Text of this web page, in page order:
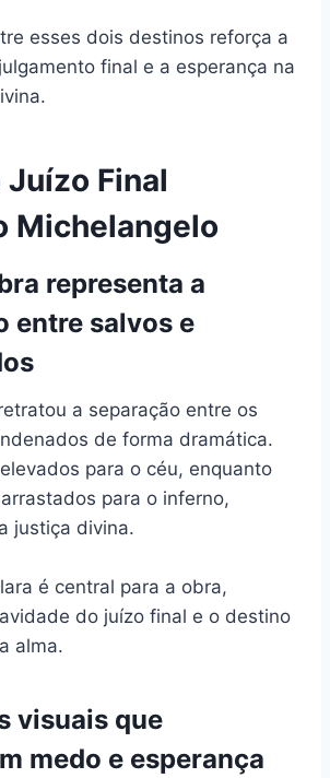
esses dois destinos reforça a
final e a esperança na
Juízo Final
Michelangelo
representa a
entre salvos e
a separação entre os
de forma dramática.
para o céu, enquanto
para o inferno,
justiça divina.
é central para a obra,
do juízo final e o destino
alma.
visuais que
medo e esperança